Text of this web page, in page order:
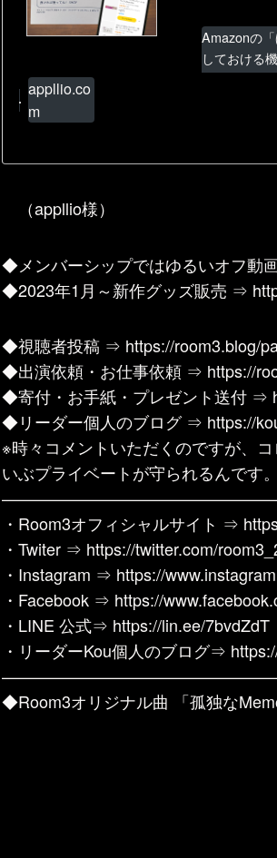
Amazonの
しておける
ので、知り
appllio.co
m
（appllio様）
◆メンバーシップではゆるいオフ動
◆2023年1月～新作グッズ販売 ⇒
◆視聴者投稿 ⇒ https://room3.blog/
◆出演依頼・お仕事依頼 ⇒ https://
◆寄付・お手紙・プレゼント送付 ⇒
◆リーダー個人のブログ ⇒ https://
※時々コメントいただくのですが、
いぶプライベートが守られるんです。
・Room3オフィシャルサイト ⇒
・Twiter ⇒ https://twitter.com/
・Instagram ⇒ https://
・Facebook ⇒ https://
・LINE 公式⇒ https://lin.ee/7bvdZdT
・リーダーKou個人のブログ⇒
◆Room3オリジナル曲 「孤独な